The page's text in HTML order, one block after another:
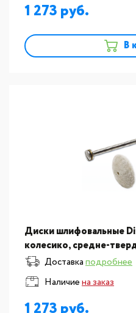
1 273
В
Диски шлифовальные
колесико, средне-
комплект 12шт
Доставкаподробнее
Наличиена заказ